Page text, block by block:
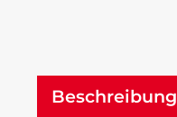
Beschreibung